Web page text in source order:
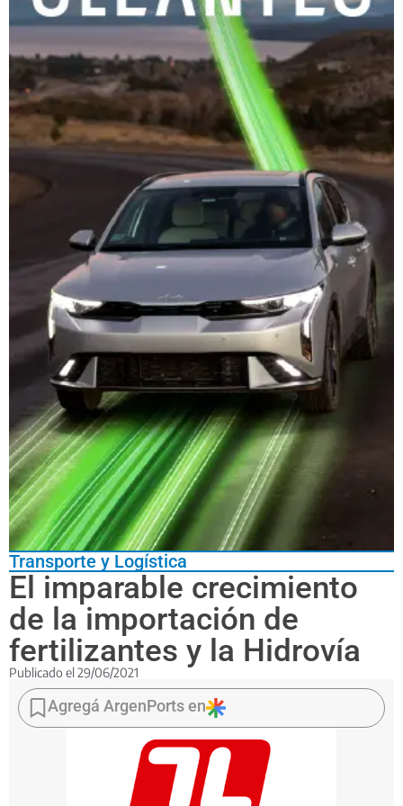
Transporte y Logística
El imparable crecimiento
de la importación de
fertilizantes y la Hidrovía
Publicado el 29/06/2021
Hoy
el
consumo
Agregá ArgenPorts en